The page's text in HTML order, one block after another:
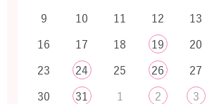
9
10 11 12 13
16
17 18 19 20
23
24 25 26 27
30
31 1 2 3